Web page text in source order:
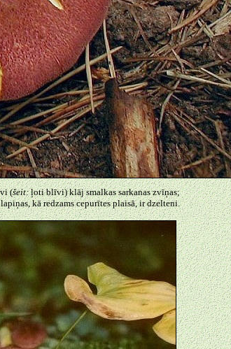
(šeit:ļoti blīvi) klāj smalkas sarkanas zvīņas;
kā redzams cepurītes plaisā, ir dzelteni.